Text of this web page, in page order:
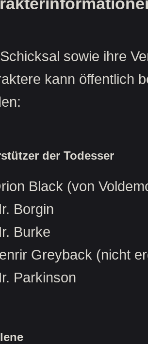
sowie ihre
kann öffentlich
der Todesser
Black (von
Borgin
Burke
Greyback (nicht
Parkinson